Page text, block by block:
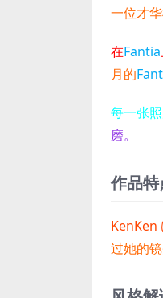
一位才
在Fantia
月的
每一张
磨。
作品特
KenKen
过她的镜